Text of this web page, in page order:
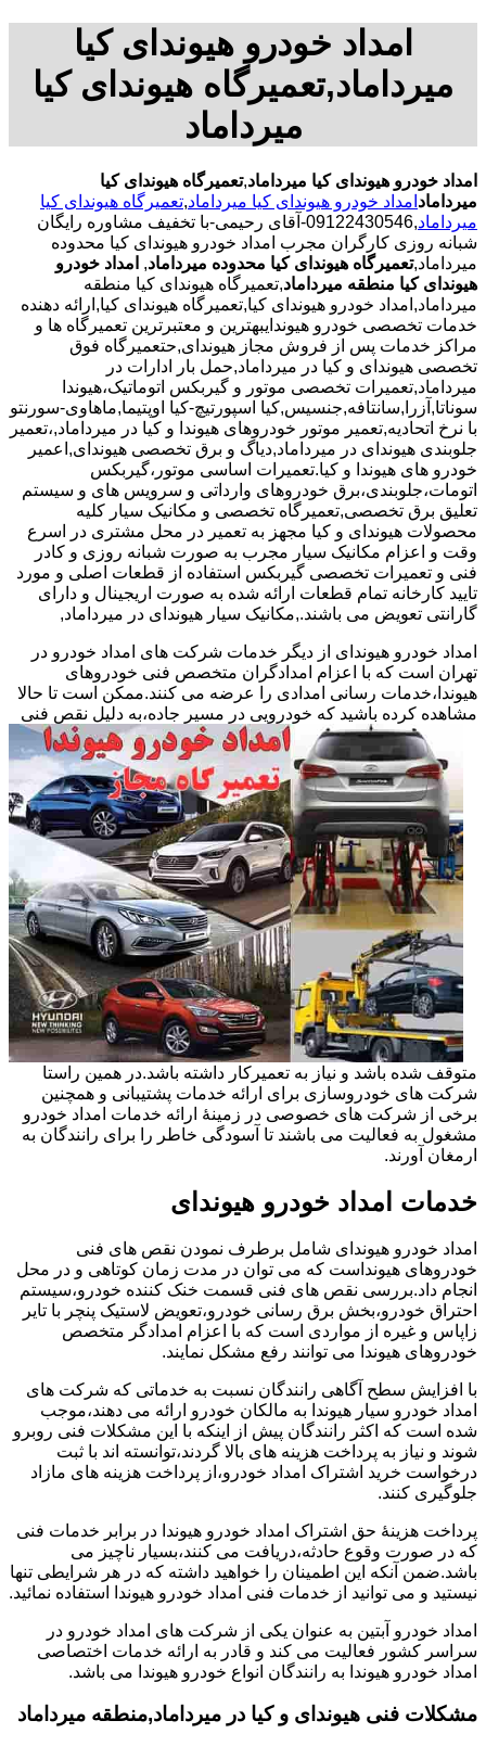
امداد خودرو هیوندای کیا
میرداماد,تعمیرگاه هیوندای کیا
میرداماد
امداد خودرو هیوندای کیا میرداماد,تعمیرگاه هیوندای کیا
میرداماد امداد خودرو هیوندای کیا میرداماد,تعمیرگاه هیوندای کیا
میرداماد
,09122430546-آقای رحیمی-با تخفیف مشاوره رایگان
شبانه روزی کارگران مجرب امداد خودرو هیوندای کیا محدوده
میرداماد,تعمیرگاه هیوندای کیا محدوده میرداماد, امداد خودرو
هیوندای کیا منطقه میرداماد,تعمیرگاه هیوندای کیا منطقه
میرداماد,امداد خودرو هیوندای کیا,تعمیرگاه هیوندای کیا,ارائه دهنده
خدمات تخصصی خودرو هیوندایبهترین و معتبرترین تعمیرگاه ها و
مراکز خدمات پس از فروش مجاز هیوندای,حتعمیرگاه فوق
تخصصی هیوندای و کیا در میرداماد,حمل بار ادارات در
میرداماد,تعمیرات تخصصی موتور و گیربکس اتوماتیک،هیوندا
سوناتا,آزرا,سانتافه,جنسیس,کیا اسپورتیچ-کیا اوپتیما‌,ماهاوی-سورنتو
با نرخ اتحادیه,تعمیر موتور خودروهای هیوندا و کیا در میرداماد,،تعمیر
جلوبندی هیوندای در میرداماد,دیاگ و برق تخصصی هیوندای,اعمیر
خودرو های هیوندا و کیا.تعمیرات اساسی موتور،گیربکس
اتومات،جلوبندی،برق خودروهای وارداتی و سرویس های و سیستم
تعلیق برق تخصصی,تعمیرگاه تخصصی و مکانیک سیار کلیه
محصولات هیوندای و کیا مجهز به تعمیر در محل مشتری در اسرع
وقت و اعزام مکانیک سیار مجرب به صورت شبانه روزی و کادر
فنی و تعمیرات تخصصی گیربکس استفاده از قطعات اصلی و مورد
تایید کارخانه تمام قطعات ارائه شده به صورت اریجینال و دارای
گارانتی تعویض می باشند.,مکانیک سیار هیوندای در میرداماد,
امداد خودرو هیوندای از دیگر خدمات شرکت های امداد خودرو در
تهران است که با اعزام امدادگران متخصص فنی خودروهای
هیوندا،خدمات رسانی امدادی را عرضه می کنند.ممکن است تا حالا
مشاهده کرده باشید که خودرویی در مسیر جاده،به دلیل نقص فنی
متوقف شده باشد و نیاز به تعمیرکار داشته باشد.در همین راستا
شرکت های خودروسازی برای ارائه خدمات پشتیبانی و همچنین
برخی از شرکت های خصوصی در زمینۀ ارائه خدمات امداد خودرو
مشغول به فعالیت می باشند تا آسودگی خاطر را برای رانندگان به
ارمغان آورند.
خدمات امداد خودرو هیوندای
امداد خودرو هیوندای شامل برطرف نمودن نقص های فنی
خودروهای هیونداست که می توان در مدت زمان کوتاهی و در محل
انجام داد.بررسی نقص های فنی قسمت خنک کننده خودرو،سیستم
احتراق خودرو،بخش برق رسانی خودرو،تعویض لاستیک پنچر با تایر
زاپاس و غیره از مواردی است که با اعزام امدادگر متخصص
خودروهای هیوندا می توانند رفع مشکل نمایند.
با افزایش سطح آگاهی رانندگان نسبت به خدماتی که شرکت های
امداد خودرو سیار هیوندا به مالکان خودرو ارائه می دهند،موجب
شده است که اکثر رانندگان پیش از اینکه با این مشکلات فنی روبرو
شوند و نیاز به پرداخت هزینه های بالا گردند،توانسته اند با ثبت
درخواست خرید اشتراک امداد خودرو،از پرداخت هزینه های مازاد
جلوگیری کنند.
پرداخت هزینۀ حق اشتراک امداد خودرو هیوندا در برابر خدمات فنی
که در صورت وقوع حادثه،دریافت می کنند،بسیار ناچیز می
باشد.ضمن آنکه این اطمینان را خواهید داشته که در هر شرایطی تنها
نیستید و می توانید از خدمات فنی امداد خودرو هیوندا استفاده نمائید.
امداد خودرو آبتین به عنوان یکی از شرکت های امداد خودرو در
سراسر کشور فعالیت می کند و قادر به ارائه خدمات اختصاصی
امداد خودرو هیوندا به رانندگان انواع خودرو هیوندا می باشد.
مشکلات فنی هیوندای و کیا در میرداماد,منطقه میرداماد